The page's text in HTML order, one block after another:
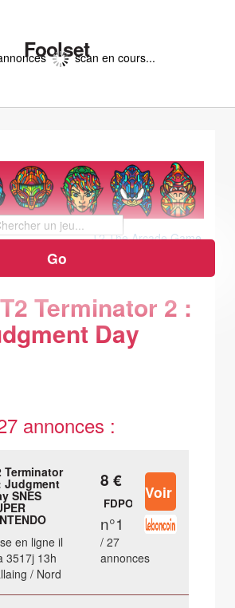
Foolsetscan en cours...
T2 The Arcade Game
>>>
T2 Terminator 2 :
Day
annonces :
Terminator
Judgment
SNES
en ligne il
3517j 13h
/ Nord
8 €
FDPOUT
n°1
/ 27
annonces